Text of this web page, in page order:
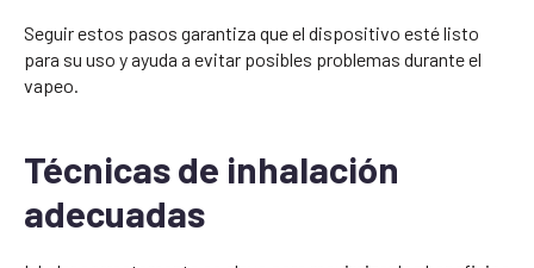
Seguir estos pasos garantiza que el dispositivo esté listo
para su uso y ayuda a evitar posibles problemas durante el
vapeo.
Técnicas de inhalación
adecuadas